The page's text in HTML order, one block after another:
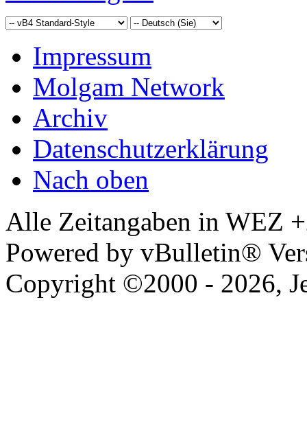
Impressum
Molgam Network
Archiv
Datenschutzerklärung
Nach oben
Alle Zeitangaben in WEZ
Powered by vBulletin®
Copyright ©2000 - 2026,